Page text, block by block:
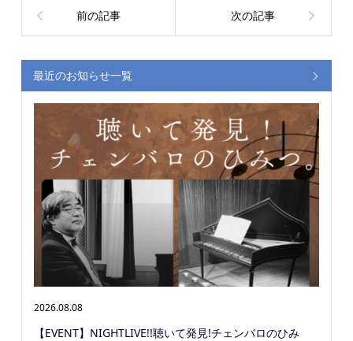
前の記事 次の記事
最近のお知らせ一覧
2026.08.08
【EVENT】NIGHTLIVE!!聴いて発見!チェンバロのひみ